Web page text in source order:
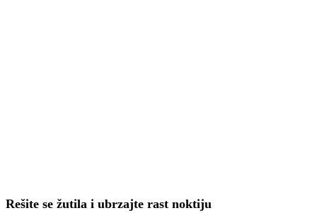
Rešite se žutila i ubrzajte rast noktiju